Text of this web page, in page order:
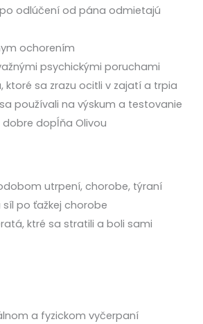
odlúčení od pána odmietajú
ochorením
psychickými poruchami
ktoré sa zrazu ocitli v zajatí a trpia
používali na výskum a testovanie
dopĺňa Olivou
utrpení, chorobe, týraní
po ťažkej chorobe
ktré sa stratili a boli sami
a fyzickom vyčerpaní